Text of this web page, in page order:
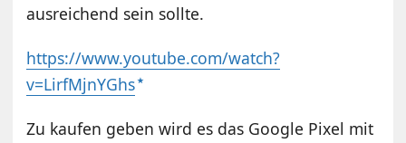
ausreichend sein sollte.
https://www.youtube.com/watch?
v=LirfMjnYGhs
Zu kaufen geben wird es das Google Pixel mit